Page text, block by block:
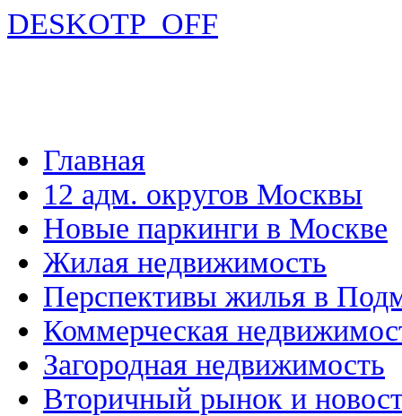
DESKOTP_OFF
Главная
12 адм. округов Москвы
Новые паркинги в Москве
Жилая недвижимость
Перспективы жилья в
Коммерческая
Загородная недвижимость
Вторичный рынок и